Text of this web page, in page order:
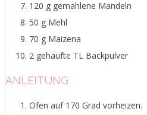
120 g gemahlene Mandeln
50 g Mehl
70 g Maizena
2 gehäufte TL Backpulver
ANLEITUNG
Ofen auf 170 Grad vorheizen.